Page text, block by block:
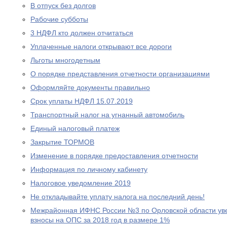
В отпуск без долгов
Рабочие субботы
3 НДФЛ кто должен отчитаться
Уплаченные налоги открывают все дороги
Льготы многодетным
О порядке представления отчетности организациями
Оформляйте документы правильно
Срок уплаты НДФЛ 15.07.2019
Транспортный налог на угнанный автомобиль
Единый налоговый платеж
Закрытие ТОРМОВ
Изменение в порядке предоставления отчетности
Информация по личному кабинету
Налоговое уведомление 2019
Не откладывайте уплату налога на последний день!
Межрайонная ИФНС России №3 по Орловской области
взносы на ОПС за 2018 год в размере 1%